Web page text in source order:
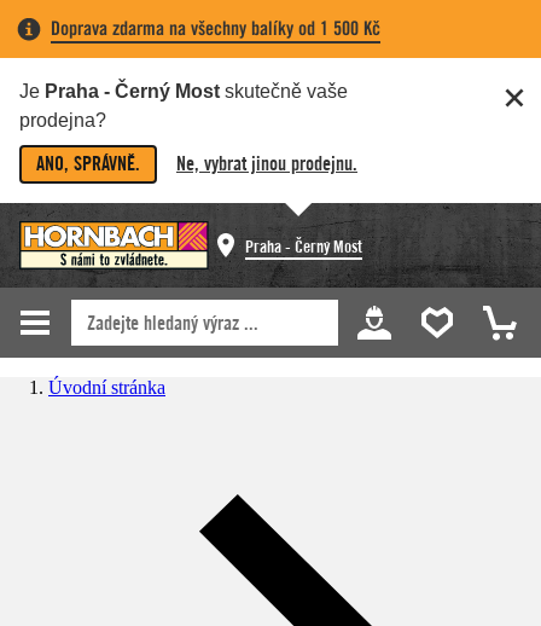
Doprava zdarma na všechny balíky od 1 500 Kč
Je Praha - Černý Most skutečně vaše
prodejna?
ANO, SPRÁVNĚ. Ne, vybrat jinou prodejnu.
Praha - Černý Most
Úvodní stránka